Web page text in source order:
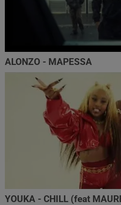
ALONZO - MAPESSA
YOUKA - CHILL (feat